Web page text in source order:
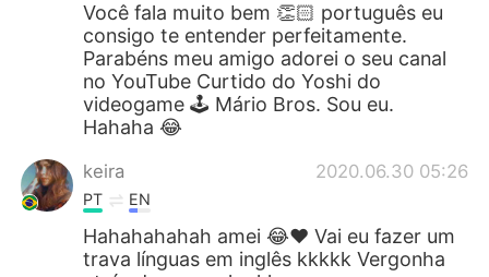
Você fala muito bem 👏🏻 português eu
consigo te entender perfeitamente.
Parabéns meu amigo adorei o seu canal
no YouTube Curtido do Yoshi do
videogame 🕹 Mário Bros. Sou eu.
Hahaha 😂
keira 2020.06.30 05:26
PT EN
Hahahahahah amei 😂❤ Vai eu fazer um
trava línguas em inglês kkkkk Vergonha